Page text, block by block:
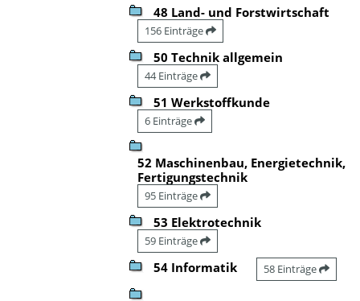
48 Land- und Forstwirtschaft
156 Einträge
50 Technik allgemein
44 Einträge
51 Werkstoffkunde
6 Einträge
52 Maschinenbau, Energietechnik,
Fertigungstechnik
95 Einträge
53 Elektrotechnik
59 Einträge
54 Informatik 58 Einträge